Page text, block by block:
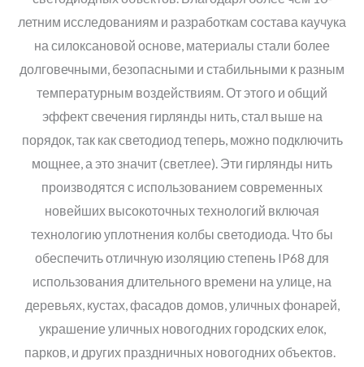
летним исследованиям и разработкам состава каучука
на силоксановой основе, материалы стали более
долговечными, безопасными и стабильными к разным
температурным воздействиям. От этого и общий
эффект свечения гирлянды нить, стал выше на
порядок, так как светодиод теперь, можно подключить
мощнее, а это значит (светлее). Эти гирлянды нить
производятся с использованием современных
новейших высокоточных технологий включая
технологию уплотнения колбы светодиода. Что бы
обеспечить отличную изоляцию степень IP68 для
использования длительного времени на улице, на
деревьях, кустах, фасадов домов, уличных фонарей,
украшение уличных новогодних городских елок,
парков, и других праздничных новогодних объектов.